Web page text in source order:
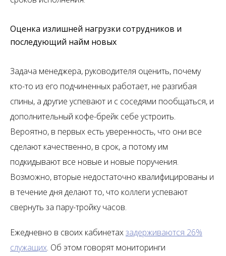
Оценка излишней нагрузки сотрудников и
последующий найм новых
Задача менеджера, руководителя оценить, почему
кто-то из его подчиненных работает, не разгибая
спины, а другие успевают и с соседями пообщаться, и
дополнительный кофе-брейк себе устроить.
Вероятно, в первых есть уверенность, что они все
сделают качественно, в срок, а потому им
подкидывают все новые и новые поручения.
Возможно, вторые недостаточно квалифицированы и
в течение дня делают то, что коллеги успевают
свернуть за пару-тройку часов.
Ежедневно в своих кабинетахзадерживаются 26%
служащих. Об этом говорят мониторинги